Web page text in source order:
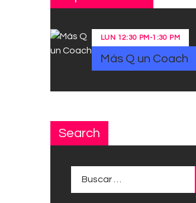
LUN 12:30 PM-1:30 PM
Más Q un Coach
Search